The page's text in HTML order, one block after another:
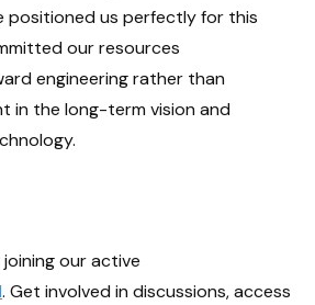
positioned us perfectly for this
our resources
engineering rather than
in the long-term vision and
our active
. Get involved in discussions, access